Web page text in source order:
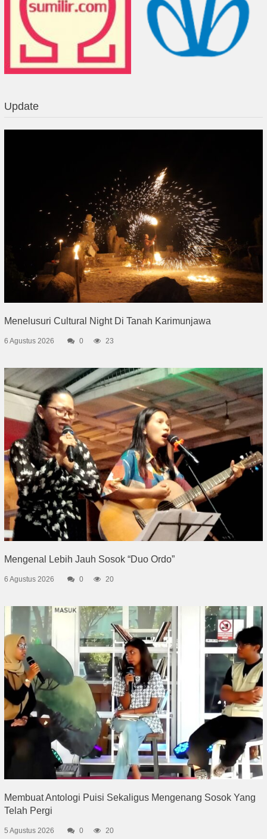
Update
Menelusuri Cultural Night Di Tanah Karimunjawa
6 Agustus 2026 0 23
Mengenal Lebih Jauh Sosok “Duo Ordo”
6 Agustus 2026 0 20
Membuat Antologi Puisi Sekaligus Mengenang Sosok Yang
Telah Pergi
5 Agustus 2026 0 20